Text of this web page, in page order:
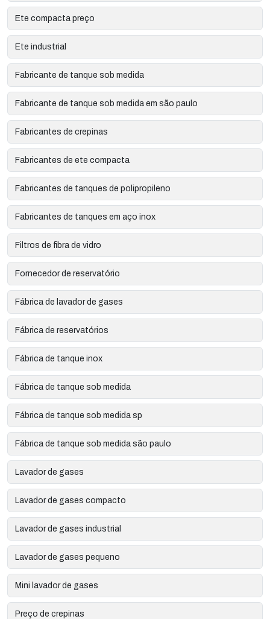
Ete compacta preço
Ete industrial
Fabricante de tanque sob medida
Fabricante de tanque sob medida em são paulo
Fabricantes de crepinas
Fabricantes de ete compacta
Fabricantes de tanques de polipropileno
Fabricantes de tanques em aço inox
Filtros de fibra de vidro
Fornecedor de reservatório
Fábrica de lavador de gases
Fábrica de reservatórios
Fábrica de tanque inox
Fábrica de tanque sob medida
Fábrica de tanque sob medida sp
Fábrica de tanque sob medida são paulo
Lavador de gases
Lavador de gases compacto
Lavador de gases industrial
Lavador de gases pequeno
Mini lavador de gases
Preço de crepinas